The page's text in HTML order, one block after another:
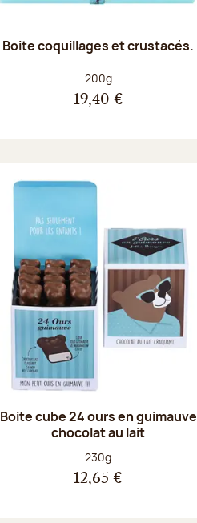
Boite coquillages et crustacés.
Poids net :
200g
19,40 €
Boite cube 24 ours en guimauve
chocolat au lait
Poids net :
230g
12,65 €